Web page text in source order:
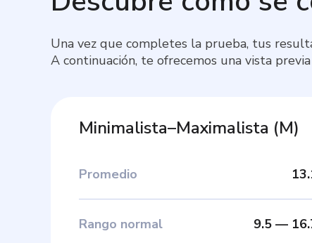
Una vez que completes la prueba, tus
A continuación, te ofrecemos una vista
Minimalista–Maximalista (M)
Promedio
Rango normal 9.5 —